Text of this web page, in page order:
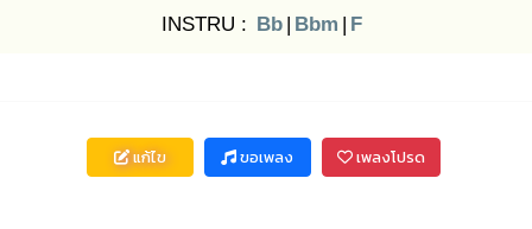
INSTRU : Bb | Bbm | F
แก้ไข ขอเพลง เพลงโปรด